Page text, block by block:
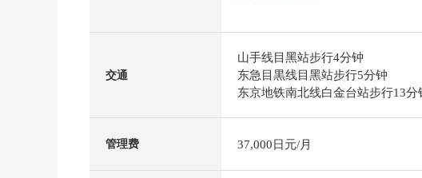
交通
山手线目黑站步行4分钟
东急目黒线目黑站步行5分钟
东京地铁南北线白金台站步行13分
管理费 37,000日元/月